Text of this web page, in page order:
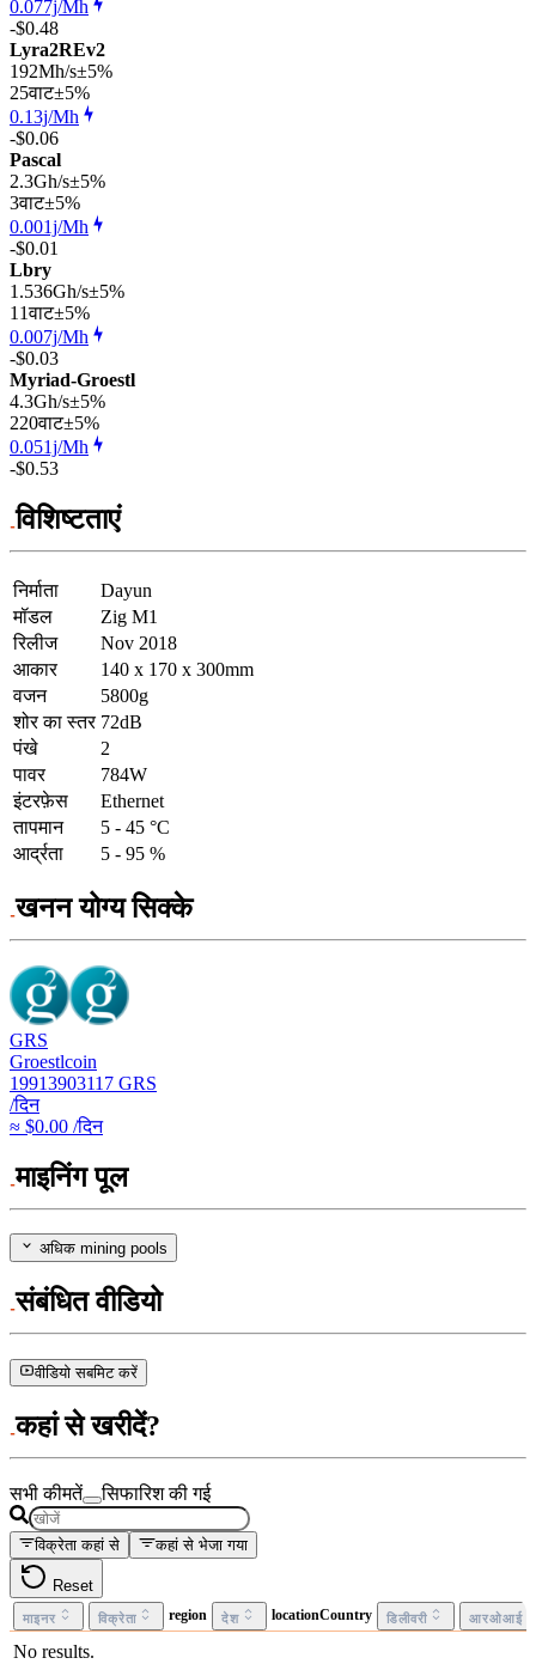
0.077j/Mh
-$0.48
Lyra2REv2
192Mh/s±5%
25वाट±5%
0.13j/Mh
-$0.06
Pascal
2.3Gh/s±5%
3वाट±5%
0.001j/Mh
-$0.01
Lbry
1.536Gh/s±5%
11वाट±5%
0.007j/Mh
-$0.03
Myriad-Groestl
4.3Gh/s±5%
220वाट±5%
0.051j/Mh
-$0.53
विशिष्टताएं
निर्माता
Dayun
मॉडल
Zig M1
रिलीज
Nov 2018
आकार
140 x 170 x 300mm
वजन
5800g
शोर का स्तर 72dB
पंखे
2
पावर
784W
इंटरफ़ेस
Ethernet
तापमान
5 - 45 °C
आर्द्रता
5 - 95 %
खनन योग्य सिक्के
GRS
Groestlcoin
19913903117 GRS
/दिन
≈ $0.00 /दिन
माइनिंग पूल
अधिक mining pools
संबंधित वीडियो
वीडियो सबमिट करें
कहां से खरीदें?
सभी कीमतें सिफारिश की गई
विक्रेता कहां से कहां से भेजा गया
Reset
माइनर विक्रेता region देश locationCountry डिलीवरी आरओआई
No results.